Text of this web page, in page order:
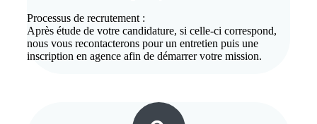
Processus de recrutement :
Après étude de votre candidature, si celle-ci correspond,
nous vous recontacterons pour un entretien puis une
inscription en agence afin de démarrer votre mission.